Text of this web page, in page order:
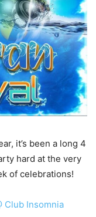
it’s been a long 4
hard at the very
of celebrations!
Club Insomnia